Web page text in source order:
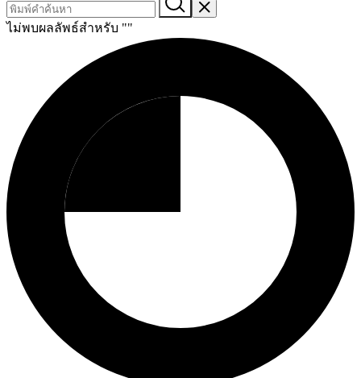
ไม่พบผลลัพธ์สำหรับ ""